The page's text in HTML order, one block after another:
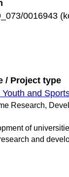
0016943
/ Project type
and
Research,
of
and